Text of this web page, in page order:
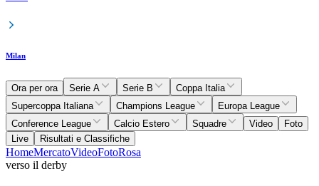
Milan
Ora per ora Serie A Serie B
Coppa Italia
Supercoppa Italiana
Champions League
Europa League
Conference League
Calcio Estero Squadre Video
Foto
Live
Risultati e Classifiche
HomeMercatoVideoFotoRosa
verso il derby